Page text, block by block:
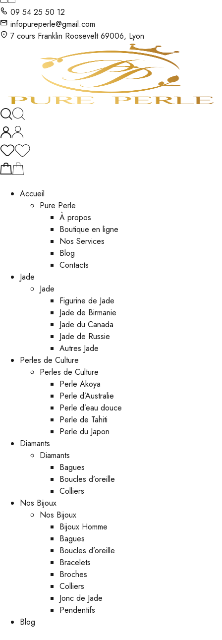
09 54 25 50 12
infopureperle@gmail.com
7 cours Franklin Roosevelt 69006, Lyon
Accueil
Pure Perle
À propos
Boutique en ligne
Nos Services
Blog
Contacts
Jade
Jade
Figurine de Jade
Jade de Birmanie
Jade du Canada
Jade de Russie
Autres Jade
Perles de Culture
Perles de Culture
Perle Akoya
Perle d’Australie
Perle d’eau douce
Perle de Tahiti
Perle du Japon
Diamants
Diamants
Bagues
Boucles d’oreille
Colliers
Nos Bijoux
Nos Bijoux
Bijoux Homme
Bagues
Boucles d’oreille
Bracelets
Broches
Colliers
Jonc de Jade
Pendentifs
Blog